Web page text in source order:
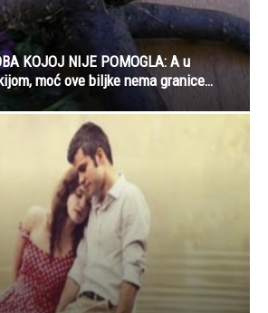
KOJOJ NIJE POMOGLA: A u
moć ove biljke nema granice…